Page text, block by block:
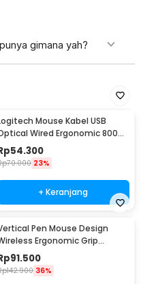
gimana yah?
Mouse Kabel USB
Wired Ergonomic 800
- B100
54.300
70.000 23%
+ Keranjang
Pen Mouse Design
Ergonomic Grip
1600 DPI - PR-03
91.500
142.900 36%